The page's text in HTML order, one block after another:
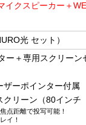
クスピーカー＋
光 セット）
ー＋専用スクリーン
ーポインター付属
クリーン（80インチ
点距離で投写可能！
イ！